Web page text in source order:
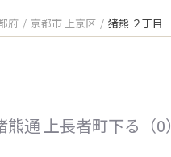
府 京都市 上京区 猪熊 ２丁目
熊通 上長者町下る（0）